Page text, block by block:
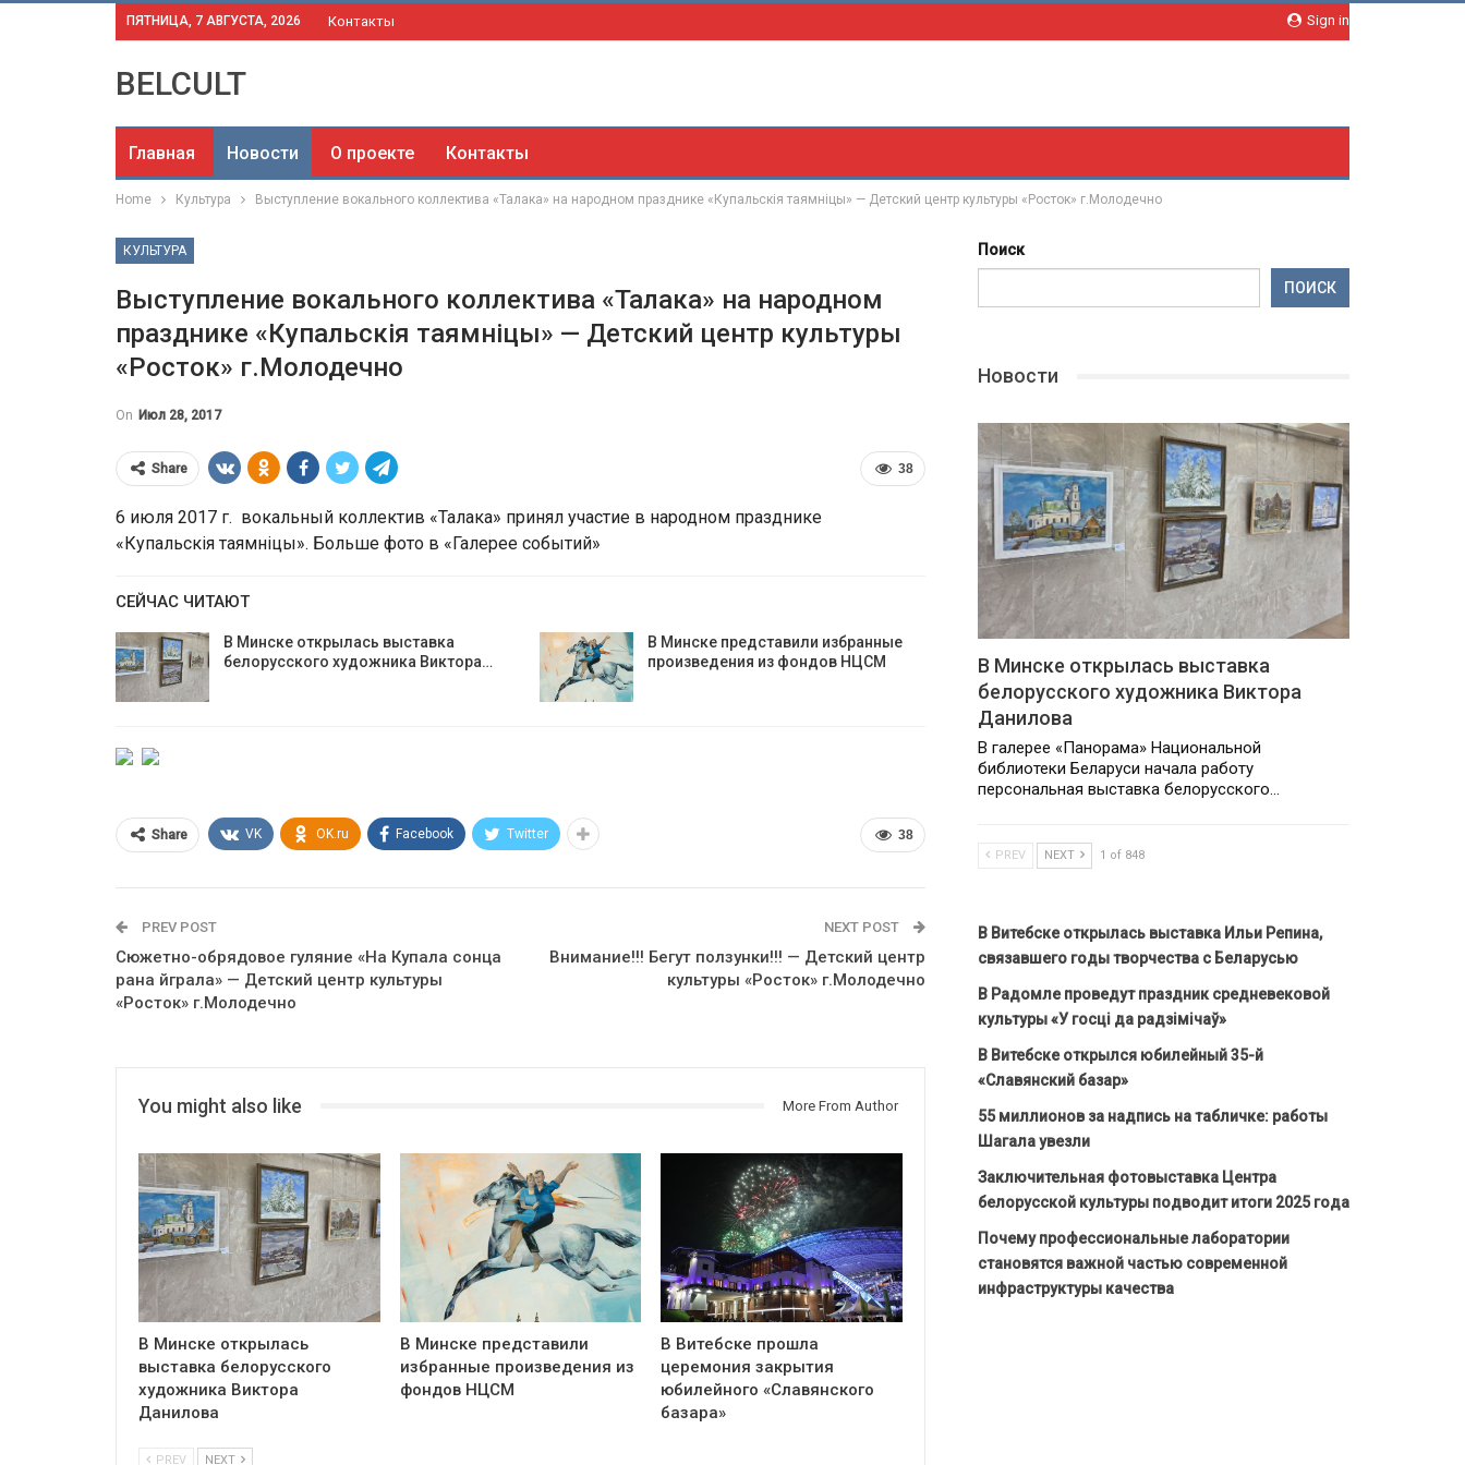
Sign in
ПЯТНИЦА, 7 АВГУСТА, 2026 Контакты
BELCULT
Главная Новости О проекте Контакты
Home Культура Выступление вокального коллектива «Талака» на народном празднике «Купальскія таямніцы» — Детский центр культуры «Росток» г.Молодечно
КУЛЬТУРА
Выступление вокального коллектива «Талака» на народном
празднике «Купальскія таямніцы» — Детский центр культуры
«Росток» г.Молодечно
On Июл 28, 2017
38
Share
6 июля 2017 г. вокальный коллектив «Талака» принял участие в народном празднике
«Купальскія таямніцы». Больше фото в «Галерее событий»
СЕЙЧАС ЧИТАЮТ
В Минске открылась выставка
белорусского художника Виктора…
В Минске представили избранные
произведения из фондов НЦСМ
38
Share VK OK.ru Facebook Twitter
PREV POST
Сюжетно-обрядовое гуляние «На Купала сонца
рана йграла» — Детский центр культуры
«Росток» г.Молодечно
NEXT POST
Внимание!!! Бегут ползунки!!! — Детский центр
культуры «Росток» г.Молодечно
You might also like More From Author
В Минске открылась
выставка белорусского
художника Виктора
Данилова
В Минске представили
избранные произведения из
фондов НЦСМ
В Витебске прошла
церемония закрытия
юбилейного «Славянского
базара»
PREV NEXT
Поиск
ПОИСК
Новости
В Минске открылась выставка
белорусского художника Виктора
Данилова
В галерее «Панорама» Национальной
библиотеки Беларуси начала работу
персональная выставка белорусского…
PREV NEXT 1 of 848
В Витебске открылась выставка Ильи Репина,
связавшего годы творчества с Беларусью
В Радомле проведут праздник средневековой
культуры «У госці да радзімічаў»
В Витебске открылся юбилейный 35-й
«Славянский базар»
55 миллионов за надпись на табличке: работы
Шагала увезли
Заключительная фотовыставка Центра
белорусской культуры подводит итоги 2025 года
Почему профессиональные лаборатории
становятся важной частью современной
инфраструктуры качества